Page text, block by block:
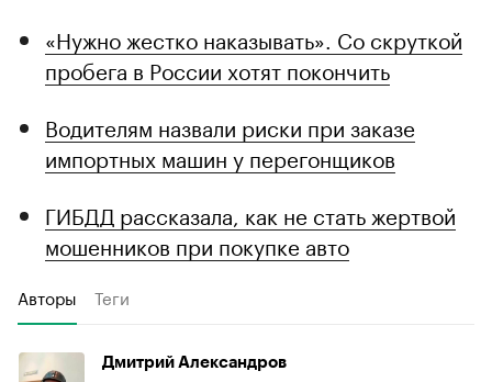
«Нужно жестко наказывать». Со скруткой
пробега в России хотят покончить
Водителям назвали риски при заказе
импортных машин у перегонщиков
ГИБДД рассказала, как не стать жертвой
мошенников при покупке авто
Авторы Теги
Дмитрий Александров